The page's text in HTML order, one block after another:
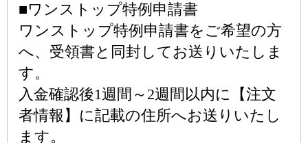
■ワンストップ特例申請書
ワンストップ特例申請書をご希望の方
へ、受領書と同封してお送りいたしま
す。
入金確認後1週間～2週間以内に【注文
者情報】に記載の住所へお送りいたし
ます。